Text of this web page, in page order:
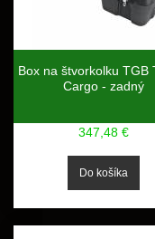
Box na štvorkolku TGB
Cargo - zadný
347,48 €